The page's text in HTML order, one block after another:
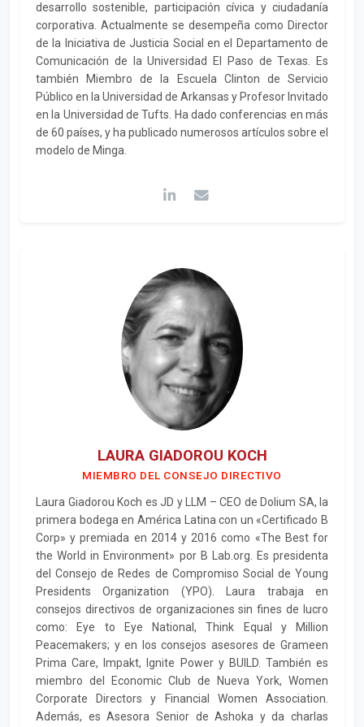
desarrollo sostenible, participación cívica y ciudadanía
corporativa. Actualmente se desempeña como Director
de la Iniciativa de Justicia Social en el Departamento de
Comunicación de la Universidad El Paso de Texas. Es
también Miembro de la Escuela Clinton de Servicio
Público en la Universidad de Arkansas y Profesor Invitado
en la Universidad de Tufts. Ha dado conferencias en más
de 60 países, y ha publicado numerosos artículos sobre el
modelo de Minga.
LAURA GIADOROU KOCH
MIEMBRO DEL CONSEJO DIRECTIVO
Laura Giadorou Koch es JD y LLM – CEO de Dolium SA, la
primera bodega en América Latina con un «Certificado B
Corp» y premiada en 2014 y 2016 como «The Best for
the World in Environment» por B Lab.org. Es presidenta
del Consejo de Redes de Compromiso Social de Young
Presidents Organization (YPO). Laura trabaja en
consejos directivos de organizaciones sin fines de lucro
como: Eye to Eye National, Think Equal y Million
Peacemakers; y en los consejos asesores de Grameen
Prima Care, Impakt, Ignite Power y BUILD. También es
miembro del Economic Club de Nueva York, Women
Corporate Directors y Financial Women Association.
Además, es Asesora Senior de Ashoka y da charlas